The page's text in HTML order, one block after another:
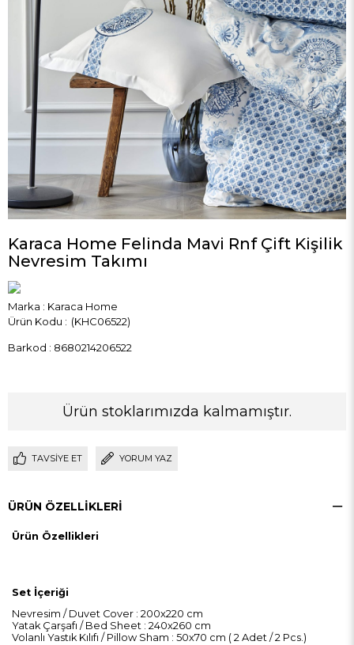
Karaca Home Felinda Mavi Rnf Çift Kişilik
Nevresim Takımı
Marka : Karaca Home
(KHC06522)
Barkod : 8680214206522
Ürün stoklarımızda kalmamıştır.
TAVSIYE ET YORUM YAZ
ÜRÜN ÖZELLIKLERI
Ürün Özellikleri
Set İçeriği
Nevresim / Duvet Cover : 200x220 cm
Yatak Çarşafı / Bed Sheet : 240x260 cm
Volanlı Yastık Kılıfı / Pillow Sham : 50x70 cm ( 2 Adet / 2 Pcs.)